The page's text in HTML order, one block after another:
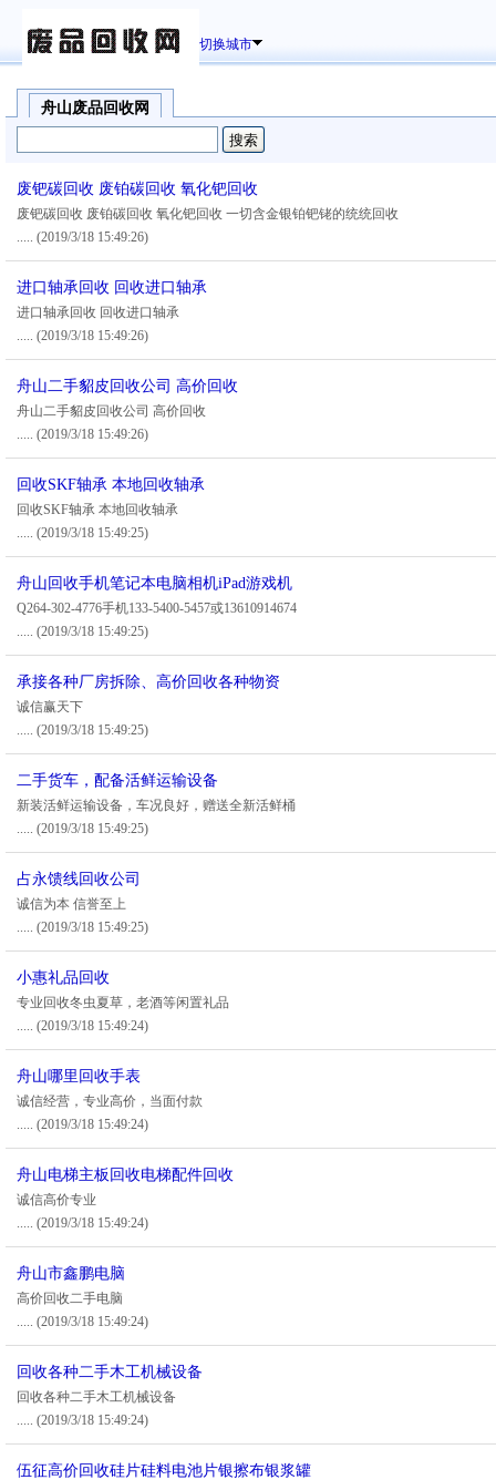
切换城市
舟山废品回收网
废钯碳回收 废铂碳回收 氧化钯回收
废钯碳回收 废铂碳回收 氧化钯回收 一切含金银铂钯铑的统统回收
..... (2019/3/18 15:49:26)
进口轴承回收 回收进口轴承
进口轴承回收 回收进口轴承
..... (2019/3/18 15:49:26)
舟山二手貂皮回收公司 高价回收
舟山二手貂皮回收公司 高价回收
..... (2019/3/18 15:49:26)
回收SKF轴承 本地回收轴承
回收SKF轴承 本地回收轴承
..... (2019/3/18 15:49:25)
舟山回收手机笔记本电脑相机iPad游戏机
Q264-302-4776手机133-5400-5457或13610914674
..... (2019/3/18 15:49:25)
承接各种厂房拆除、高价回收各种物资
诚信赢天下
..... (2019/3/18 15:49:25)
二手货车，配备活鲜运输设备
新装活鲜运输设备，车况良好，赠送全新活鲜桶
..... (2019/3/18 15:49:25)
占永馈线回收公司
诚信为本 信誉至上
..... (2019/3/18 15:49:25)
小惠礼品回收
专业回收冬虫夏草，老酒等闲置礼品
..... (2019/3/18 15:49:24)
舟山哪里回收手表
诚信经营，专业高价，当面付款
..... (2019/3/18 15:49:24)
舟山电梯主板回收电梯配件回收
诚信高价专业
..... (2019/3/18 15:49:24)
舟山市鑫鹏电脑
高价回收二手电脑
..... (2019/3/18 15:49:24)
回收各种二手木工机械设备
回收各种二手木工机械设备
..... (2019/3/18 15:49:24)
伍征高价回收硅片硅料电池片银擦布银浆罐